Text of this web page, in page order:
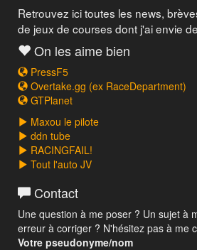
Retrouvez ici toutes les news,
de jeux de courses dont j'ai envie
On les aime bien
PressF5
Overtake.gg (ex RaceDepartment)
GTPlanet
Maxou le pilote
ddn tube
RACINGFAIL!
Tout l'auto JV
Contact
Une question à me poser ? Un sujet à
erreur à corriger ? N'hésitez pas à me
Votre pseudonyme/nom